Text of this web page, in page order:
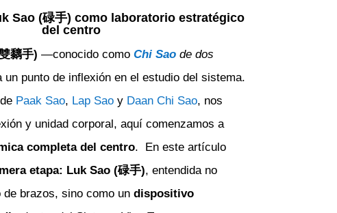
Sao (碌手) como laboratorio estratégico
del centro
黐手) —conocido como Chi Sao de dos
punto de inflexión en el estudio del sistema.
Paak Sao, Lap Saoy Daan Chi Sao, nos
y unidad corporal, aquí comenzamos a
completa del centro. En este artículo
etapa: Luk Sao (碌手), entendida no
brazos, sino como un dispositivo